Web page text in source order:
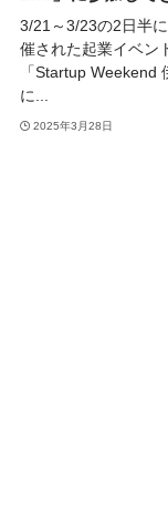
3/21～3/23の2日半
催された起業イベン
「Startup Weekend
に...
2025年3月28日